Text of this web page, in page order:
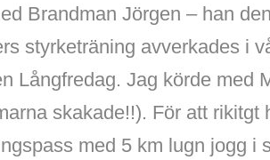
Brandman Jörgen – han
styrketräning avverkades i
Långfredag. Jag körde med
skakade!!). För att rikitgt
med 5 km lugn jogg i